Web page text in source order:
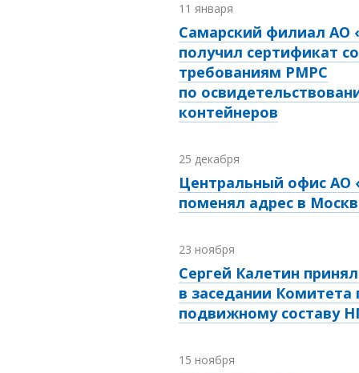
11 января
Самарский филиал АО
получил сертификат
требованиям РМРС
по
контейнеров
25 декабря
Центральный офис АО
поменял адрес в
23 ноября
Сергей Калетин
в заседании Комитета
подвижному составу
15 ноября